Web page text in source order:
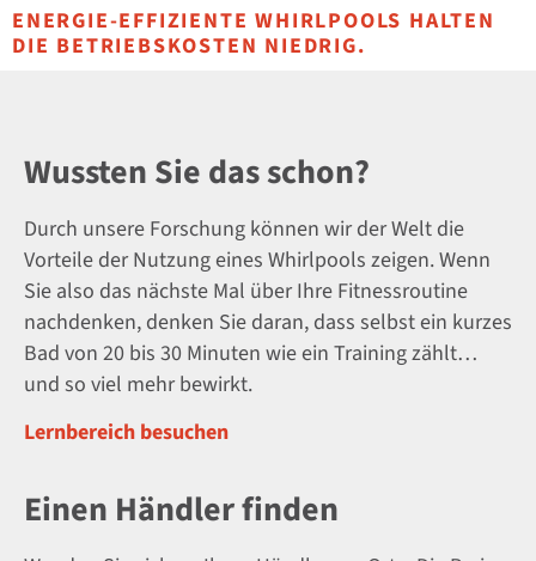
ENERGIE-EFFIZIENTE WHIRLPOOLS HALTEN
DIE BETRIEBSKOSTEN NIEDRIG.
Wussten Sie das schon?
Durch unsere Forschung können wir der Welt die
Vorteile der Nutzung eines Whirlpools zeigen. Wenn
Sie also das nächste Mal über Ihre Fitnessroutine
nachdenken, denken Sie daran, dass selbst ein kurzes
Bad von 20 bis 30 Minuten wie ein Training zählt…
und so viel mehr bewirkt.
Lernbereich besuchen
Einen Händler finden